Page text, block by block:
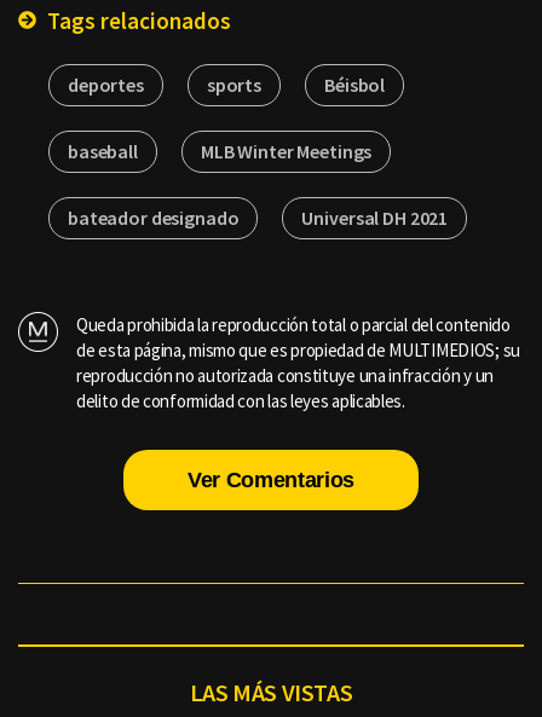
Tags relacionados
deportes sports Béisbol
baseball MLB Winter Meetings
bateador designado Universal DH 2021
Queda prohibida la reproducción total o parcial del contenido
de esta página, mismo que es propiedad de MULTIMEDIOS; su
reproducción no autorizada constituye una infracción y un
delito de conformidad con las leyes aplicables.
Ver Comentarios
LAS MÁS VISTAS